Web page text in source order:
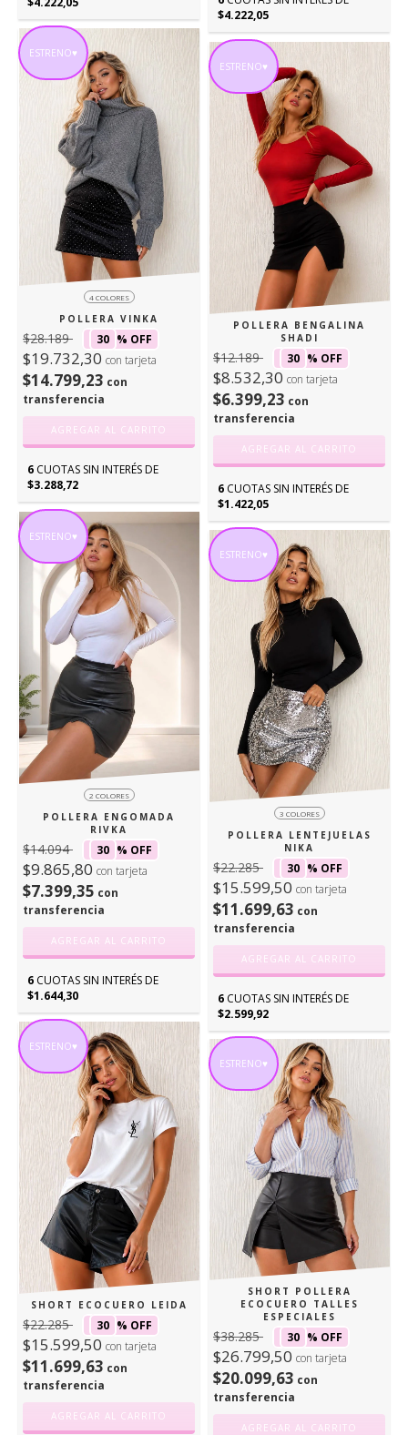
$4.222,05
ESTRENO♥
4 COLORES
POLLERA VINKA
$28.189 30 % OFF
$19.732,30 con tarjeta
$14.799,23 con
transferencia
AGREGAR AL CARRITO
6 CUOTAS SIN INTERÉS DE
$3.288,72
ESTRENO♥
POLLERA BENGALINA
SHADI
$12.189 30 % OFF
$8.532,30 con tarjeta
$6.399,23 con
transferencia
AGREGAR AL CARRITO
6 CUOTAS SIN INTERÉS DE
$1.422,05
ESTRENO♥
2 COLORES
POLLERA ENGOMADA
RIVKA
$14.094 30 % OFF
$9.865,80 con tarjeta
$7.399,35 con
transferencia
AGREGAR AL CARRITO
6 CUOTAS SIN INTERÉS DE
$1.644,30
ESTRENO♥
3 COLORES
POLLERA LENTEJUELAS
NIKA
$22.285 30 % OFF
$15.599,50 con tarjeta
$11.699,63 con
transferencia
AGREGAR AL CARRITO
6 CUOTAS SIN INTERÉS DE
$2.599,92
ESTRENO♥
SHORT ECOCUERO LEIDA
$22.285 30 % OFF
$15.599,50 con tarjeta
$11.699,63 con
transferencia
AGREGAR AL CARRITO
ESTRENO♥
SHORT POLLERA
ECOCUERO TALLES
ESPECIALES
$38.285 30 % OFF
$26.799,50 con tarjeta
$20.099,63 con
transferencia
AGREGAR AL CARRITO